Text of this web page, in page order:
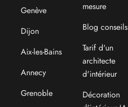
Genève
Dijon
Aix-les-Bains
Annecy
Grenoble
mesure
Blog conseils
Tarif d'un
architecte
d'intérieur
Décoration